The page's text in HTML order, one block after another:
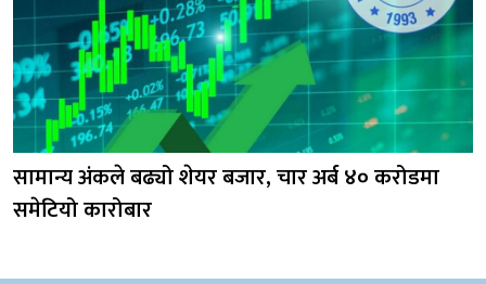
सामान्य अंकले बढ्यो शेयर बजार, चार अर्ब ४० करोडमा
समेटियो कारोबार